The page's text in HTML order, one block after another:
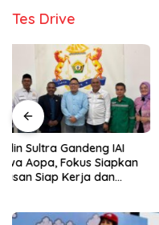
Tes Drive
Puluhan Tenant Ramaikan
Festival Kuliner Sultra Maimo
2026